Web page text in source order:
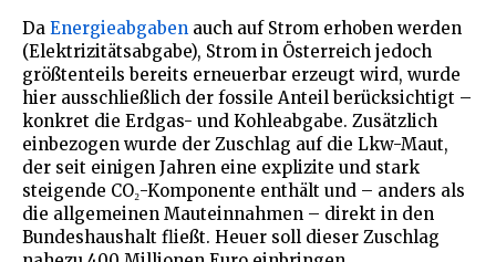
Da Energieabgaben auch auf Strom erhoben werden
(Elektrizitätsabgabe), Strom in Österreich jedoch
größtenteils bereits erneuerbar erzeugt wird, wurde
hier ausschließlich der fossile Anteil berücksichtigt –
konkret die Erdgas- und Kohleabgabe. Zusätzlich
einbezogen wurde der Zuschlag auf die Lkw-Maut,
der seit einigen Jahren eine explizite und stark
steigende CO₂-Komponente enthält und – anders als
die allgemeinen Mauteinnahmen – direkt in den
Bundeshaushalt fließt. Heuer soll dieser Zuschlag